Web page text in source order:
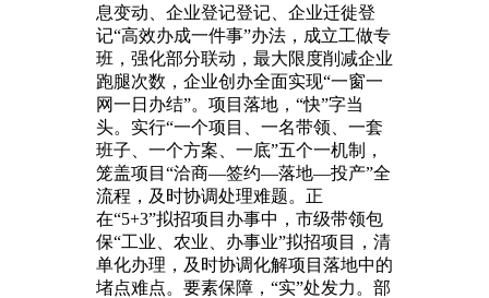
息变动、企业登记登记、企业迁徙登
记“高效办成一件事”办法，成立工做专
班，强化部分联动，最大限度削减企业
跑腿次数，企业创办全面实现“一窗一
网一日办结”。项目落地，“快”字当
头。实行“一个项目、一名带领、一套
班子、一个方案、一底”五个一机制，
笼盖项目“洽商—签约—落地—投产”全
流程，及时协调处理难题。正
在“5+3”拟招项目办事中，市级带领包
保“工业、农业、办事业”拟招项目，清
单化办理，及时协调化解项目落地中的
堵点难点。要素保障，“实”处发力。部